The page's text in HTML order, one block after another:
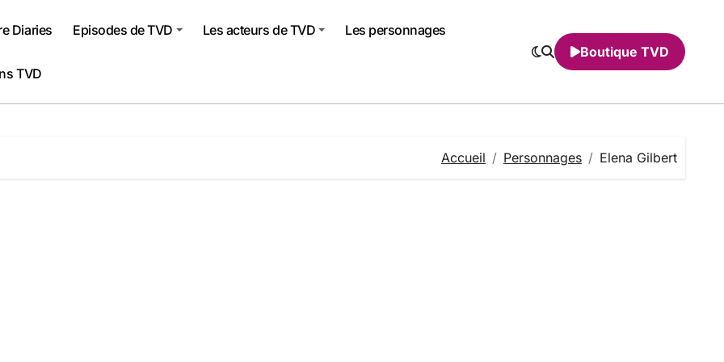
Diaries Episodes de TVD Les acteurs de TVD Les personnages
TVD
Boutique TVD
Accueil Personnages Elena Gilbert